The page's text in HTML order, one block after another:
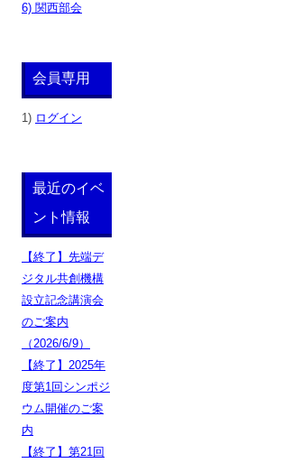
6) 関西部会
会員専用
1) ログイン
最近のイベ
ント情報
【終了】先端デ
ジタル共創機構
設立記念講演会
のご案内
（2026/6/9）
【終了】2025年
度第1回シンポジ
ウム開催のご案
内
【終了】第21回